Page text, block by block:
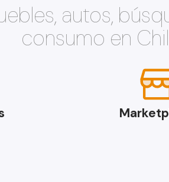
autos,
consumo en